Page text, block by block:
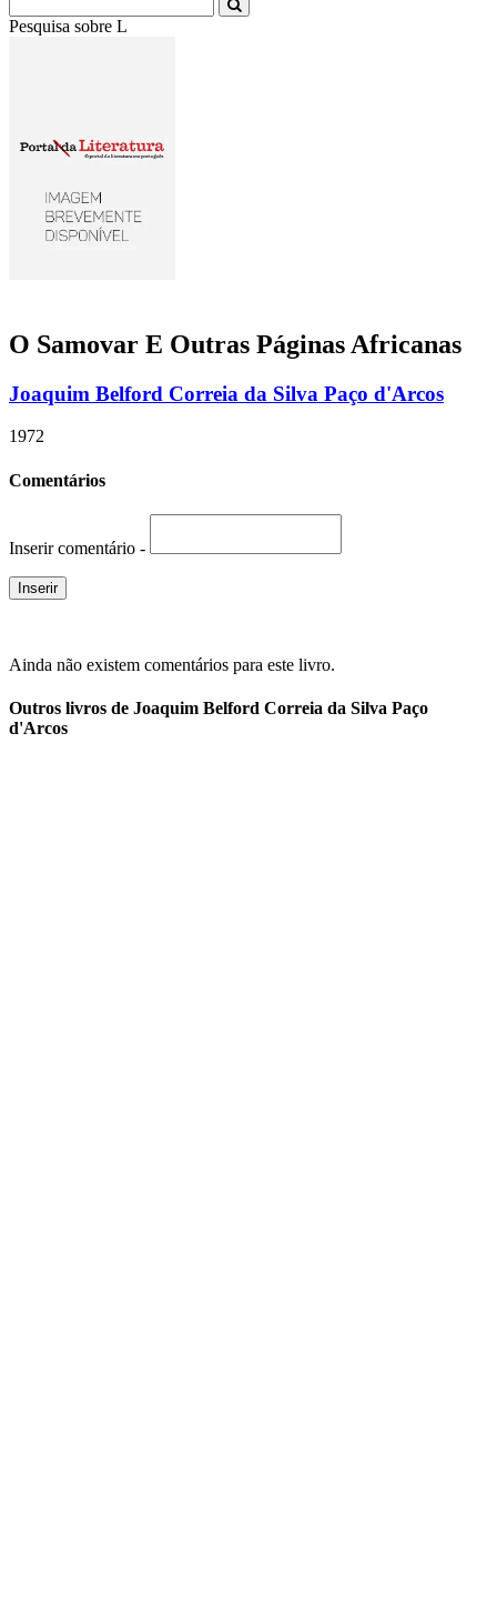
Pesquisa sobre Literatura
O Samovar E Outras Páginas Africanas
Joaquim Belford Correia da Silva Paço d'Arcos
1972
Comentários
Inserir comentário -
Ainda não existem comentários para este livro.
Outros livros de Joaquim Belford Correia da Silva Paço
d'Arcos